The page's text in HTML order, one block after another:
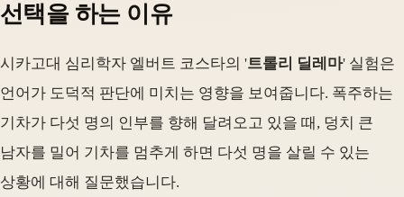
선택을 하는 이유
시카고대 심리학자 엘버트 코스타의 '트롤리 딜레마' 실험은
언어가 도덕적 판단에 미치는 영향을 보여줍니다. 폭주하는
기차가 다섯 명의 인부를 향해 달려오고 있을 때, 덩치 큰
남자를 밀어 기차를 멈추게 하면 다섯 명을 살릴 수 있는
상황에 대해 질문했습니다.